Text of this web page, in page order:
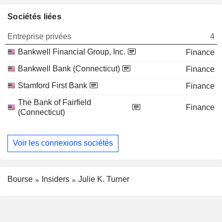
Sociétés liées
Entreprise privées
4
Bankwell Financial Group, Inc.
Finance
Bankwell Bank (Connecticut)
Finance
Stamford First Bank
Finance
The Bank of Fairfield
(Connecticut)
Finance
Voir les connexions sociétés
Bourse Insiders Julie K. Turner